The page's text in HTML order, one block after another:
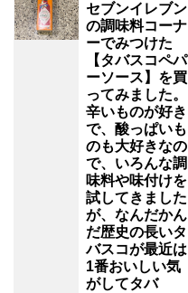
セブンイレブン
の調味料コーナ
ーでみつけた
【タバスコペパ
ーソース】を買
ってみました。
辛いものが好き
で、酸っぱいも
のも大好きなの
で、いろんな調
味料や味付けを
試してきました
が、なんだかん
だ歴史の長いタ
バスコが最近は
1番おいしい気
がしてタバ